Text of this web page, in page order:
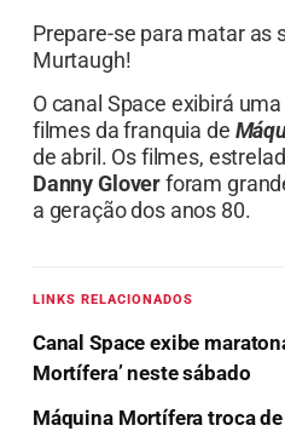
Prepare-se para matar as
Murtaugh!
O canal Space exibirá
filmes da franquia de
de abril. Os filmes,
Danny Gloverforam
a geração dos anos 80.
LINKS RELACIONADOS
Canal Space exibe
Mortífera’ neste sábado
Máquina Mortífera troca